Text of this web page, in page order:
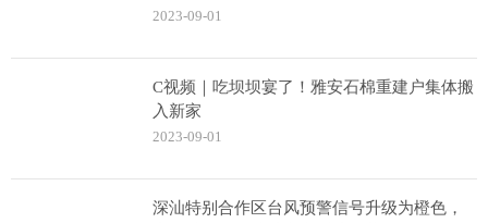
2023-09-01
C视频｜吃坝坝宴了！雅安石棉重建户集体搬
入新家
2023-09-01
深汕特别合作区台风预警信号升级为橙色，